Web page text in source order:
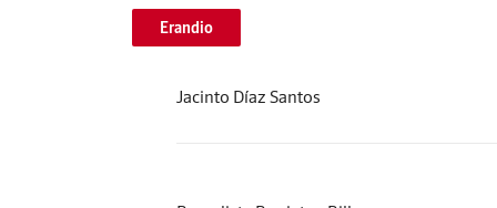
Erandio
Jacinto Díaz Santos